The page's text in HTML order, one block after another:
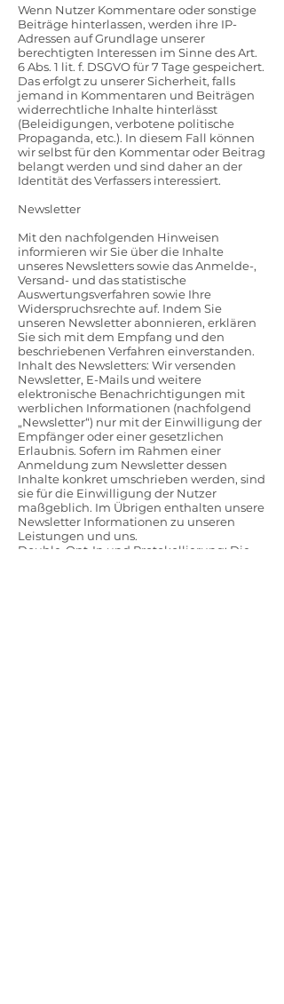
Wenn Nutzer Kommentare oder sonstige
Beiträge hinterlassen, werden ihre IP-
Adressen auf Grundlage unserer
berechtigten Interessen im Sinne des Art.
6 Abs. 1 lit. f. DSGVO für 7 Tage gespeichert.
Das erfolgt zu unserer Sicherheit, falls
jemand in Kommentaren und Beiträgen
widerrechtliche Inhalte hinterlässt
(Beleidigungen, verbotene politische
Propaganda, etc.). In diesem Fall können
wir selbst für den Kommentar oder Beitrag
belangt werden und sind daher an der
Identität des Verfassers interessiert.
Newsletter
Mit den nachfolgenden Hinweisen
informieren wir Sie über die Inhalte
unseres Newsletters sowie das Anmelde-,
Versand- und das statistische
Auswertungsverfahren sowie Ihre
Widerspruchsrechte auf. Indem Sie
unseren Newsletter abonnieren, erklären
Sie sich mit dem Empfang und den
beschriebenen Verfahren einverstanden.
Inhalt des Newsletters: Wir versenden
Newsletter, E-Mails und weitere
elektronische Benachrichtigungen mit
werblichen Informationen (nachfolgend
„Newsletter“) nur mit der Einwilligung der
Empfänger oder einer gesetzlichen
Erlaubnis. Sofern im Rahmen einer
Anmeldung zum Newsletter dessen
Inhalte konkret umschrieben werden, sind
sie für die Einwilligung der Nutzer
maßgeblich. Im Übrigen enthalten unsere
Newsletter Informationen zu unseren
Leistungen und uns.
Double-Opt-In und Protokollierung: Die